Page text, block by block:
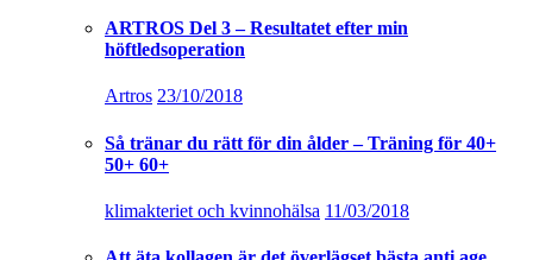
ARTROS Del 3 – Resultatet efter min
höftledsoperation
Artros 23/10/2018
Så tränar du rätt för din ålder – Träning för 40+
50+ 60+
klimakteriet och kvinnohälsa 11/03/2018